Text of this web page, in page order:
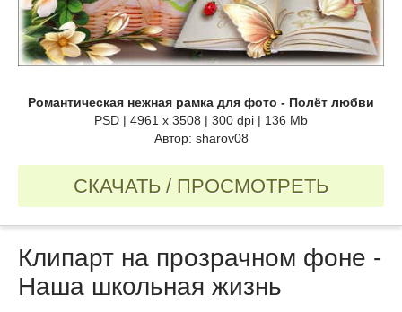
Романтическая нежная рамка для фото - Полёт любви
PSD | 4961 х 3508 | 300 dpi | 136 Mb
Автор: sharov08
СКАЧАТЬ / ПРОСМОТРЕТЬ
Клипарт на прозрачном фоне -
Наша школьная жизнь